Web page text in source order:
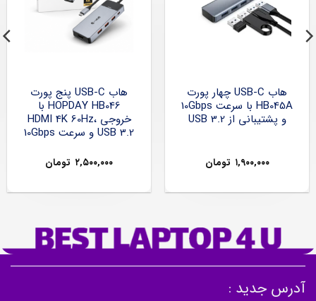
هاب USB-C چهار پورت
HB045A با سرعت 10Gbps
و پشتیبانی از USB 3.2
۱,۹۰۰,۰۰۰ تومان
هاب USB-C پنج پورت
HOPDAY HB046 با
خروجی HDMI 4K 60Hz،
USB 3.2 و سرعت 10Gbps
۲,۵۰۰,۰۰۰ تومان
آدرس جدید :